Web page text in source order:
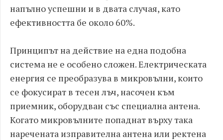
напълно успешни и в двата случая, като
ефективността бе около 60%.
Принципът на действие на една подобна
система не е особено сложен. Електрическата
енергия се преобразува в микровълни, които
се фокусират в тесен лъч, насочен към
приемник, оборудван със специална антена.
Когато микровълните попаднат върху така
наречената изправителна антена или ректена